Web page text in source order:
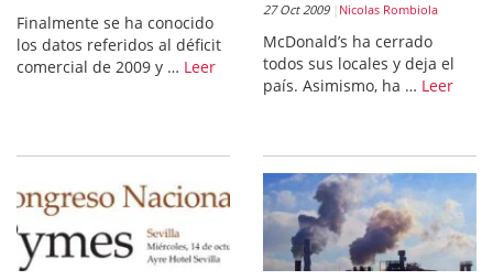
Finalmente se ha conocido
los datos referidos al déficit
comercial de 2009 y … Leer
27 Oct 2009 Nicolas Rombiola
McDonald’s ha cerrado
todos sus locales y deja el
país. Asimismo, ha … Leer